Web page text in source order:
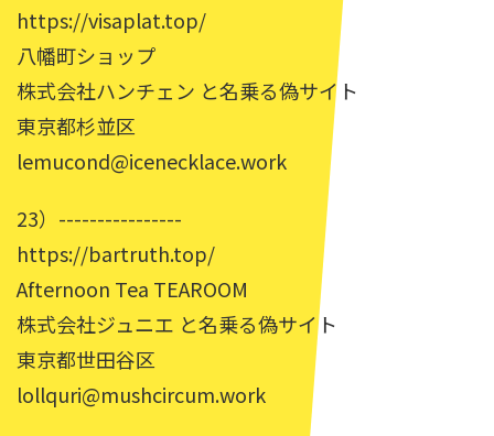
https://visaplat.top/
八幡町ショップ
株式会社ハンチェン と名乗る偽サイト
東京都杉並区
lemucond@icenecklace.work
23）----------------
https://bartruth.top/
Afternoon Tea TEAROOM
株式会社ジュニエ と名乗る偽サイト
東京都世田谷区
lollquri@mushcircum.work